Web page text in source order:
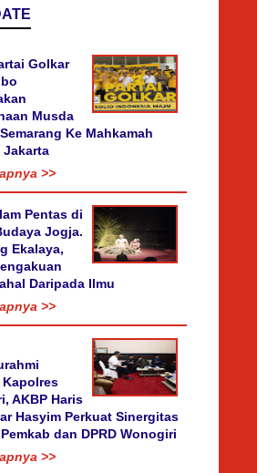
Golkar
Musda
Ke Mahkamah
Jakarta
>>
Pentas di
Jogja.
Ekalaya,
Daripada Ilmu
>>
Kapolres
AKBP Haris
Hasyim Perkuat Sinergitas
dan DPRD Wonogiri
>>